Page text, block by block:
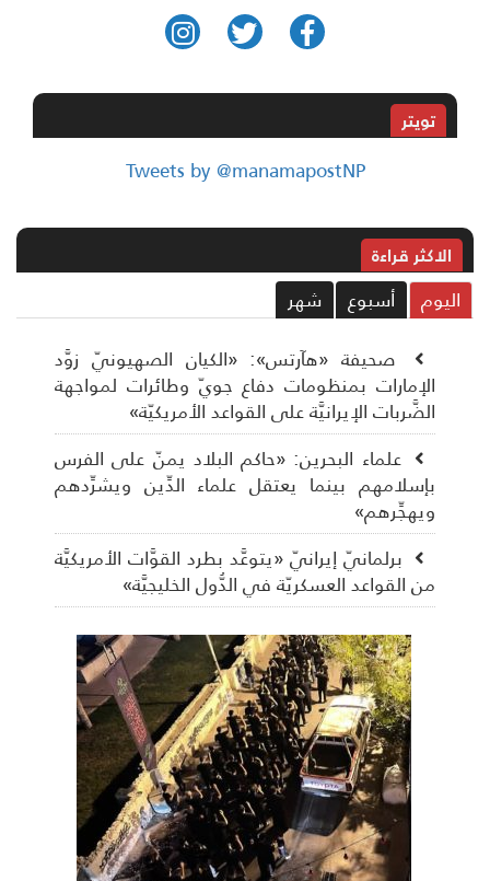
تويتر
Tweets by @manamapostNP
الاکثر قراءة
أسبوع شهر
صحيفة «هآرتس»: «الكيان الصهيونيّ زوَّد
الإمارات بمنظومات دفاع جويّ وطائرات لمواجهة
الضَّربات الإيرانيَّة على القواعد الأمريكيّة»
علماء البحرين: «حاكم البلاد يمنّ على الفرس
بإسلامهم بينما يعتقل علماء الدِّين ويشرِّدهم
ويهجِّرهم»
برلمانيّ إيرانيّ «يتوعَّد بطرد القوَّات الأمريكيَّة
من القواعد العسكريّة في الدُّول الخليجيَّة»